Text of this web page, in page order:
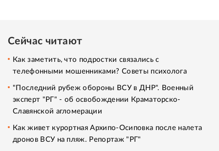
Сейчас читают
Как заметить, что подростки связались с
телефонными мошенниками? Советы психолога
"Последний рубеж обороны ВСУ в ДНР". Военный
эксперт "РГ" - об освобождении Краматорско-
Славянской агломерации
Как живет курортная Архипо-Осиповка после налета
дронов ВСУ на пляж. Репортаж "РГ"